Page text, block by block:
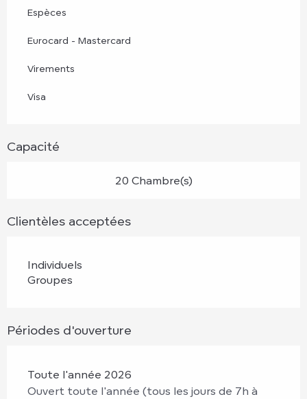
Espèces
Eurocard - Mastercard
Virements
Visa
Capacité
20 Chambre(s)
Clientèles acceptées
Individuels
Groupes
Périodes d'ouverture
Toute l'année 2026
Ouvert toute l'année (tous les jours de 7h à